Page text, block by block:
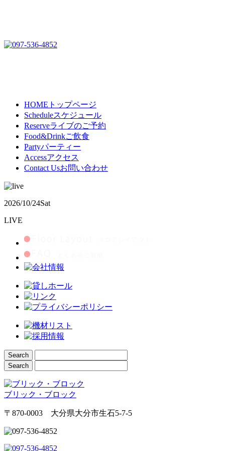
HOME トップページ
Scheduleスケジュール
Reserveライブのご予約
Food&Drinkご飲食
Partyパーティー
Accessアクセス
Contact Usお問い合わせ
2026/10/24Sat
LIVE
ブリック・ブロック
〒870-0003 大分県大分市生石5-7-5